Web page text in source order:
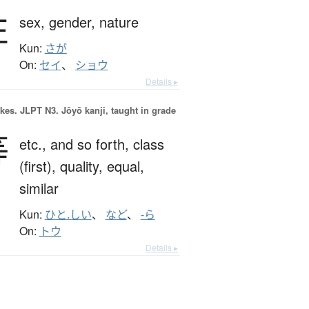
sex, gender, nature
Kun: さが
On: セイ、 ショウ
Details ▸
JLPT N3. Jōyō kanji, taught in grade
etc., and so forth, class
(first), quality, equal,
similar
Kun: ひと.しい、 など、 -ら
On: トウ
Details ▸